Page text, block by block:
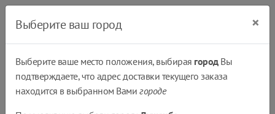
Выберите ваш город ×
Выберите ваше место положения, выбирая городВы
подтверждаете, что адрес доставки текущего заказа
находится в выбранном Вамигороде